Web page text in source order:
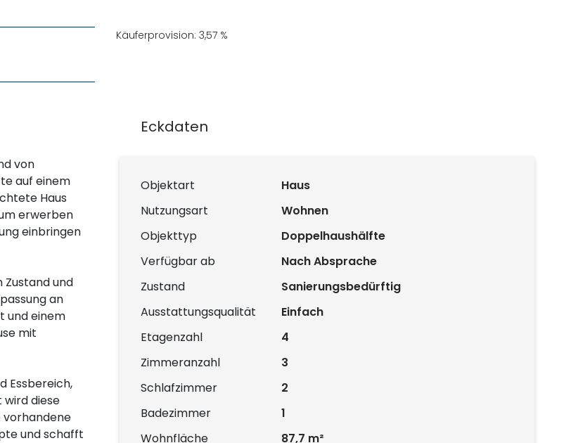
Käuferprovision: 3,57 %
von
auf einem
Haus
erwerben
einbringen
Zustand und
an
und einem
mit
Essbereich,
wird diese
vorhandene
und schafft
Eckdaten
Objektart
Haus
Nutzungsart
Wohnen
Objekttyp
Doppelhaushälfte
Verfügbar ab
Nach Absprache
Zustand
Sanierungsbedürftig
Ausstattungsqualität
Einfach
Etagenzahl
4
Zimmeranzahl
3
Schlafzimmer
2
Badezimmer
1
Wohnfläche
87,7 m²